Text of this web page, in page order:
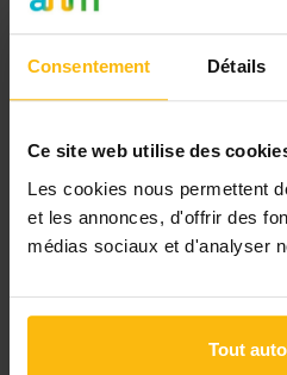
Consentement Détails
Ce site web utilise des
Les cookies nous permettent
et les annonces, d'offrir des
médias sociaux et d'analyser
Tout
Psychothérapeute,
Date et lieu: 6
ABONNEZ-VOUS À
S'ABONNER